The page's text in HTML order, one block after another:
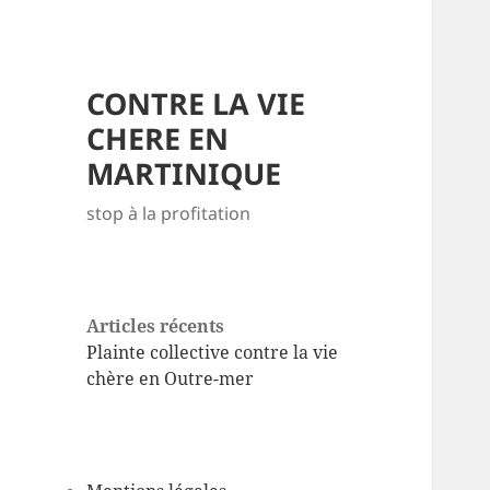
CONTRE LA VIE
CHERE EN
MARTINIQUE
stop à la profitation
Articles récents
Plainte collective contre la vie
chère en Outre-mer